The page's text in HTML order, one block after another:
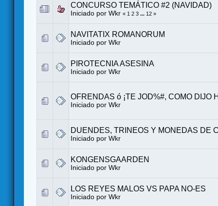
CONCURSO TEMÁTICO #2 (NAVIDAD)
Iniciado por Wkr « 1 2 3 ... 12 »
NAVITATIX ROMANORUM
Iniciado por Wkr
PIROTECNIA ASESINA
Iniciado por Wkr
OFRENDAS ó ¡TE JOD%#, COMO DIJO
Iniciado por Wkr
DUENDES, TRINEOS Y MONEDAS DE
Iniciado por Wkr
KONGENSGAARDEN
Iniciado por Wkr
LOS REYES MALOS VS PAPA NO-ES
Iniciado por Wkr